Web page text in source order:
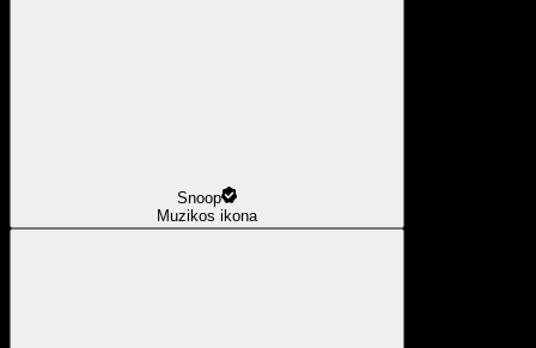
Snoop
Muzikos ikona